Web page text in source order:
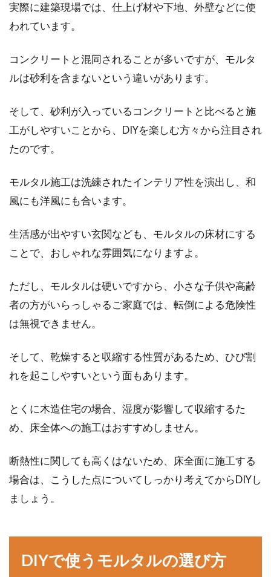
まるような大規模な建築物で火災が起こると、
被害...
エアコンの効率的な使い方！節電効
エアコンがあるだけで、暑い夏や寒い冬でも快
適に過ごすことができますよね。しかし、どう
ナーの詰まりが原因！？
シュレッ...
排煙窓がワイヤーのせいで開閉しに
くい？修理と予防方法は
皆さんは排煙窓をご存知ですか。工場や店舗な
その...
ログから情報を得てみよう
実際に建築現場では、仕上げ材や下地、外壁などに使
われています。
コンクリートと混同されることが多いですが、モルタ
ルは砂利を含まないという違いがあります。
そして、砂利が入っているコンクリートと比べると施
工がしやすいことから、DIYを楽しむ方々から注目され
たのです。
モルタル施工は洗練されたインテリア性を演出し、和
風にも洋風にも合います。
生活感が出やすい玄関なども、モルタルの床材にする
ことで、おしゃれな雰囲気になりますよ。
ただし、モルタルは硬いですから、小さな子供や高齢
者の方がいらっしゃるご家庭では、転倒による危険性
は無視できません。
そして、乾燥すると収縮する性質があるため、ひび割
れを起こしやすいという面もあります。
とくに木造住宅の場合、湿度が影響して収縮するた
め、床全体への施工はおすすめしません。
断熱性に関しても高くはないため、床全面に施工する
場合は、こうした点についてしっかり考えてからDIYし
ましょう。
DIYで使うモルタルの選び方